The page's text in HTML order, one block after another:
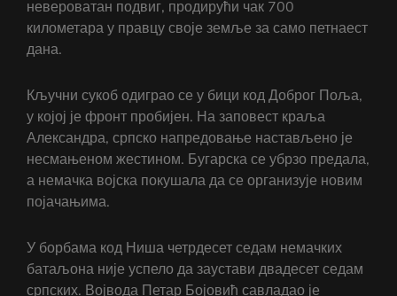
невероватан подвиг, продирући чак 700
километара у правцу своје земље за само петнаест
дана.
Кључни сукоб одиграо се у бици код Доброг Поља,
у којој је фронт пробијен. На заповест краља
Александра, српско напредовање настављено је
несмањеном жестином. Бугарска се убрзо предала,
а немачка војска покушала да се организује новим
појачањима.
У борбама код Ниша четрдесет седам немачких
батаљона није успело да заустави двадесет седам
српских. Војвода Петар Бојовић савладао је